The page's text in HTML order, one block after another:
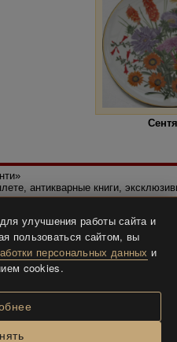
антикварные книги,
улучшения работы сайта и
пользоваться сайтом, вы
персональных данных и
cookies.